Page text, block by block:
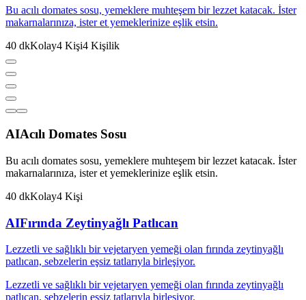
Bu acılı domates sosu, yemeklere muhteşem bir lezzet katacak. İster
makarnalarınıza, ister et yemeklerinize eşlik etsin.
40 dkKolay4 Kişi4 Kişilik
AIAcılı Domates Sosu
Bu acılı domates sosu, yemeklere muhteşem bir lezzet katacak. İster
makarnalarınıza, ister et yemeklerinize eşlik etsin.
40 dkKolay4 Kişi
AIFırında Zeytinyağlı Patlıcan
Lezzetli ve sağlıklı bir vejetaryen yemeği olan fırında zeytinyağlı
patlıcan, sebzelerin eşsiz tatlarıyla birleşiyor.
Lezzetli ve sağlıklı bir vejetaryen yemeği olan fırında zeytinyağlı
patlıcan, sebzelerin eşsiz tatlarıyla birleşiyor.